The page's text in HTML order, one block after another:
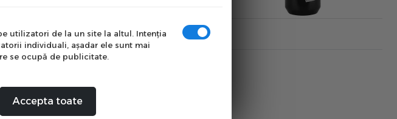
BOOST
utilizatori de la un site la altul. Intenţia
individuali, aşadar ele sunt mai
se ocupă de publicitate.
Accepta toate